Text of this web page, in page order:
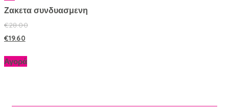
Ζακετα συνδυασμενη
€28.00
€19.60
Αγορά